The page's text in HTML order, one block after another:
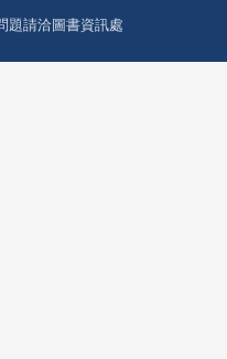
題請洽圖書資訊處